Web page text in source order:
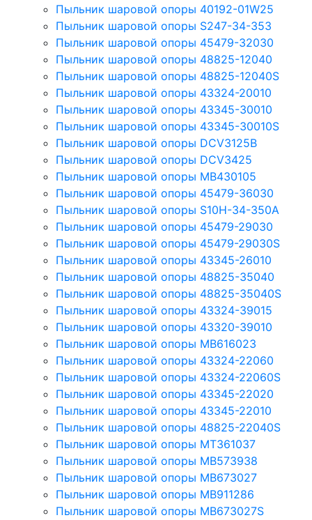
Пыльник шаровой опоры 40192-01W25
Пыльник шаровой опоры S247-34-353
Пыльник шаровой опоры 45479-32030
Пыльник шаровой опоры 48825-12040
Пыльник шаровой опоры 48825-12040S
Пыльник шаровой опоры 43324-20010
Пыльник шаровой опоры 43345-30010
Пыльник шаровой опоры 43345-30010S
Пыльник шаровой опоры DCV3125B
Пыльник шаровой опоры DCV3425
Пыльник шаровой опоры MB430105
Пыльник шаровой опоры 45479-36030
Пыльник шаровой опоры S10H-34-350A
Пыльник шаровой опоры 45479-29030
Пыльник шаровой опоры 45479-29030S
Пыльник шаровой опоры 43345-26010
Пыльник шаровой опоры 48825-35040
Пыльник шаровой опоры 48825-35040S
Пыльник шаровой опоры 43324-39015
Пыльник шаровой опоры 43320-39010
Пыльник шаровой опоры MB616023
Пыльник шаровой опоры 43324-22060
Пыльник шаровой опоры 43324-22060S
Пыльник шаровой опоры 43345-22020
Пыльник шаровой опоры 43345-22010
Пыльник шаровой опоры 48825-22040S
Пыльник шаровой опоры MT361037
Пыльник шаровой опоры MB573938
Пыльник шаровой опоры MB673027
Пыльник шаровой опоры MB911286
Пыльник шаровой опоры MB673027S